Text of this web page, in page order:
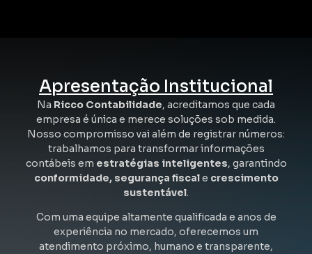
Apresentação Institucional
Na Ricco Contabilidade, acreditamos que cada
empresa é única e merece soluções sob medida.
Nosso compromisso vai além de registrar números:
trabalhamos para transformar informações
contábeis em estratégias inteligentes, garantindo
conformidade, segurança fiscale crescimento
sustentável.
Com uma equipe altamente qualificada e anos de
experiência no mercado, oferecemos um
atendimento próximo, humano e transparente,